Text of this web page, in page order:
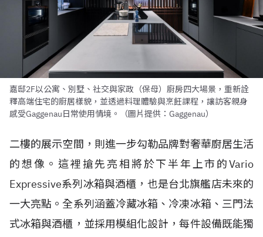
嘉邸2F以公寓、別墅、社交與家政（保母）廚房四大場景，重新詮
釋高端住宅的廚居樣貌，並透過料理體驗與烹飪課程，讓訪客親身
感受Gaggenau日常使用情境。（圖片提供：Gaggenau）
二樓的展示空間，則進一步勾勒品牌對奢華廚居生活
的想像。這裡搶先亮相將於下半年上市的Vario
Expressive系列冰箱與酒櫃，也是台北旗艦店未來的
一大亮點。全系列涵蓋冷藏冰箱、冷凍冰箱、三門法
式冰箱與酒櫃，並採用模組化設計，每件設備既能獨